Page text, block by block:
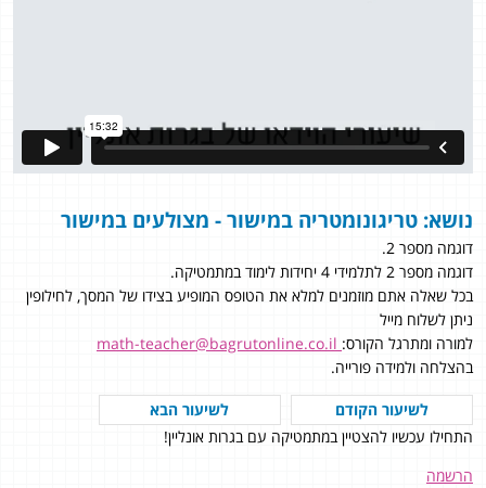
נושא: טריגונומטריה במישור- מצולעים במישור
דוגמה מספר 2.
דוגמה מספר 2 לתלמידי 4 יחידות לימוד במתמטיקה.
בכל שאלה אתם מוזמנים למלא את הטופס המופיע בצידו של המסך, לחילופין
ניתן לשלוח מייל
למורה ומתרגל הקורס:
בהצלחה ולמידה פורייה.
לשיעור הקודם
לשיעור הבא
התחילו עכשיו להצטיין במתמטיקה עם בגרות אונליין!
הרשמה